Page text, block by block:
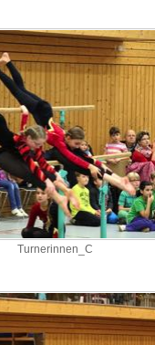
Turnerinnen_C